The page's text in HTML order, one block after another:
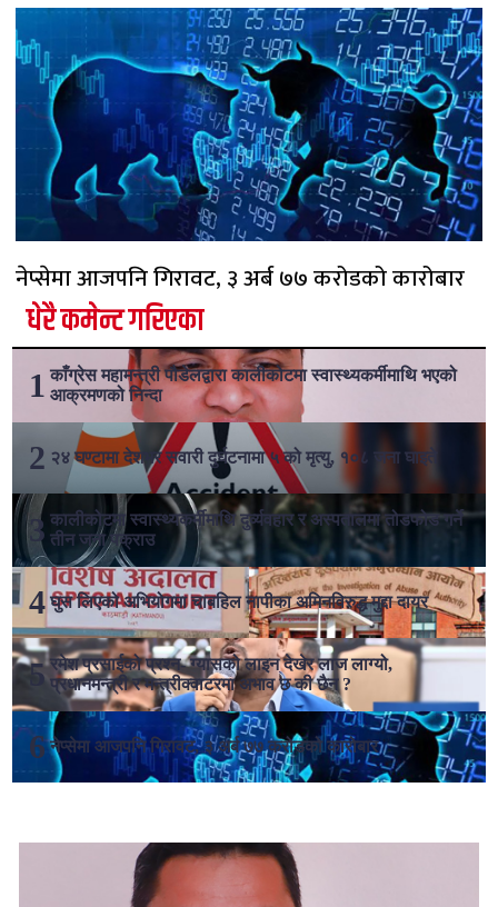
नेप्सेमा आजपनि गिरावट, ३ अर्ब ७७ करोडको कारोबार
धेरै कमेन्ट गरिएका
काँग्रेस महामन्त्री पौडेलद्वारा कालीकोटमा स्वास्थ्यकर्मीमाथि भएको
आक्रमणको निन्दा
२४ घण्टामा देशभर सवारी दुर्घटनामा ५ को मृत्यु, १०८ जना घाइते
कालीकोटमा स्वास्थ्यकर्मीमाथि दुर्व्यवहार र अस्पतालमा तोडफोड गर्ने
तीन जना पक्राउ
घुस लिएको अभियोगमा चाबहिल नापीका अमिनविरुद्ध मुद्दा दायर
रमेश प्रसाईको प्रश्न- ग्यासको लाइन देखेर लाज लाग्यो,
प्रधानमन्त्री र मन्त्रीक्वाटरमा अभाव छ की छैन ?
नेप्सेमा आजपनि गिरावट, ३ अर्ब ७७ करोडको कारोबार